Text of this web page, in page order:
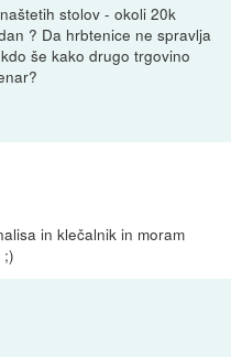
stolov - okoli 20k
? Da hrbtenice ne spravlja
še kako drugo trgovino
in klečalnik in moram
;)